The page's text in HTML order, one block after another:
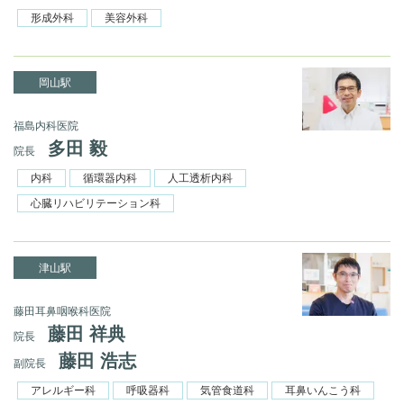
形成外科 美容外科
岡山駅
福島内科医院
院長
多田 毅
内科 循環器内科
人工透析内科
心臓リハビリテーション科
津山駅
藤田耳鼻咽喉科医院
院長
藤田 祥典
副院長 藤田 浩志
アレルギー科 呼吸器科 気管食道科 耳鼻いんこう科